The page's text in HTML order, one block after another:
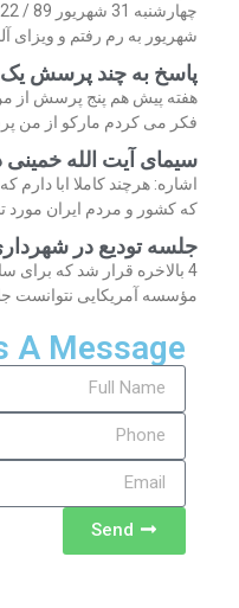
شهریور به رم رفتم و ویزای
پاسخ به چند پرسش یک
هفته پیش هم پنج پرسش از
فکر می کردم مارکو از من
سیمای آیت الله
اشاره: هرچند کاملا ابا
که کشور و مردم ایران مورد
جلسه تودیع در
4 بالاخره قرار شد که برای
مؤسسه آمریکایی نتوانست
A Message
Send